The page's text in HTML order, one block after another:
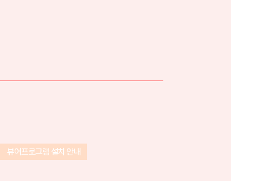
뷰어프로그램 설치 안내